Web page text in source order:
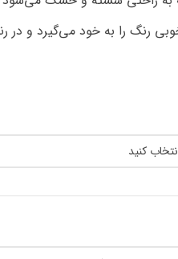
رنگ را به خود می‌گیرد و در